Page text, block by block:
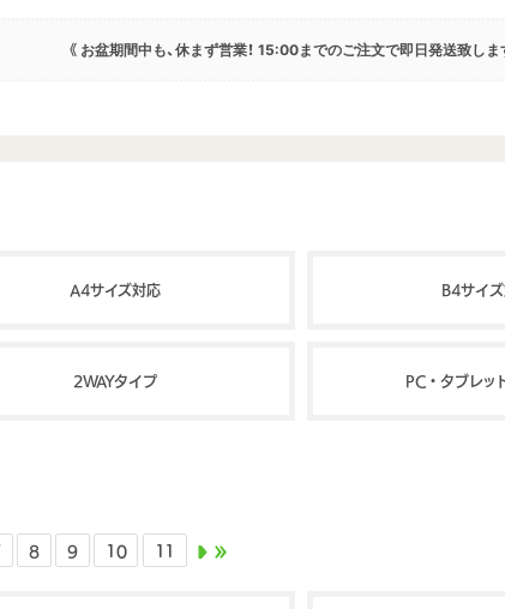
《 お盆期間中も、休まず営業！ 15:00までのご注文で即日発送致しま
A4サイズ対応 B4サイ
2WAYタイプ PC・タブレッ
8 9 10